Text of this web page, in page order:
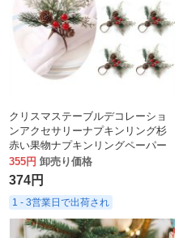
クリスマステーブルデコレーショ
ンアクセサリーナプキンリング杉
赤い果物ナプキンリングペーパー
タオルバックル準備ができている
在庫卸売
355円 卸売り価格
374円
1 - 3営業日で出荷され